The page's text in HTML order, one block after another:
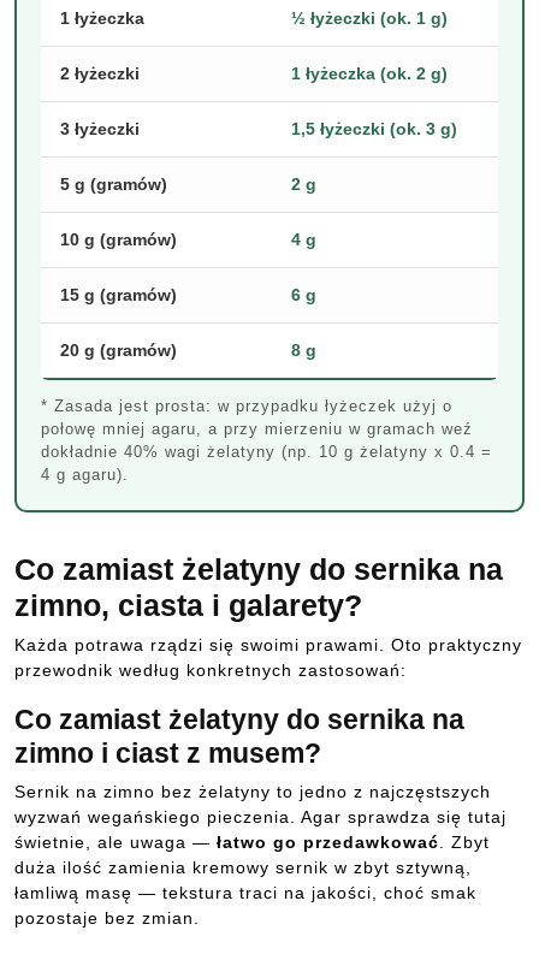
1 łyżeczka ½ łyżeczki (ok. 1 g)
2 łyżeczki 1 łyżeczka (ok. 2 g)
3 łyżeczki 1,5 łyżeczki (ok. 3 g)
5 g (gramów) 2 g
10 g (gramów) 4 g
15 g (gramów) 6 g
20 g (gramów) 8 g
* Zasada jest prosta: w przypadku łyżeczek użyj o
połowę mniej agaru, a przy mierzeniu w gramach weź
dokładnie 40% wagi żelatyny (np. 10 g żelatyny x 0.4 =
4 g agaru).
Co zamiast żelatyny do sernika na
zimno, ciasta i galarety?
Każda potrawa rządzi się swoimi prawami. Oto praktyczny
przewodnik według konkretnych zastosowań:
Co zamiast żelatyny do sernika na
zimno i ciast z musem?
Sernik na zimno bez żelatyny to jedno z najczęstszych
wyzwań wegańskiego pieczenia. Agar sprawdza się tutaj
świetnie, ale uwaga — łatwo go przedawkować . Zbyt
duża ilość zamienia kremowy sernik w zbyt sztywną,
łamliwą masę — tekstura traci na jakości, choć smak
pozostaje bez zmian.